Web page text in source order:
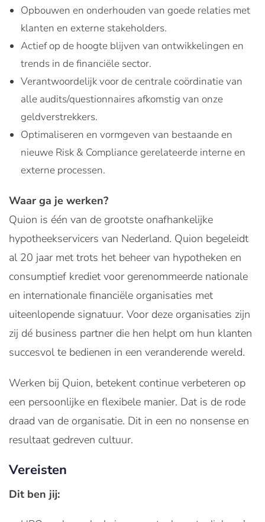
Opbouwen en onderhouden van goede relaties met
klanten en externe stakeholders.
Actief op de hoogte blijven van ontwikkelingen en
trends in de financiële sector.
Verantwoordelijk voor de centrale coördinatie van
alle audits/questionnaires afkomstig van onze
geldverstrekkers.
Optimaliseren en vormgeven van bestaande en
nieuwe Risk & Compliance gerelateerde interne en
externe processen.
Waar ga je werken?
Quion is één van de grootste onafhankelijke
hypotheekservicers van Nederland. Quion begeleidt
al 20 jaar met trots het beheer van hypotheken en
consumptief krediet voor gerenommeerde nationale
en internationale financiële organisaties met
uiteenlopende signatuur. Voor deze organisaties zijn
zij dé business partner die hen helpt om hun klanten
succesvol te bedienen in een veranderende wereld.
Werken bij Quion, betekent continue verbeteren op
een persoonlijke en flexibele manier. Dat is de rode
draad van de organisatie. Dit in een no nonsense en
resultaat gedreven cultuur.
Vereisten
Dit ben jij: